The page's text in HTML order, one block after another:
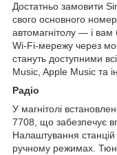
Достатньо замовити
свого основного
автомагнітолу — і вам
Wi-Fi-мережу через
стануть доступними
Music, Apple Music та
Радіо
У магнітолі
7708, що забезпечує
Налаштування
ручному режимах.